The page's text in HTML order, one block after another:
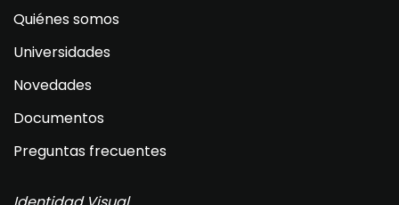
Quiénes somos
Universidades
Novedades
Documentos
Preguntas frecuentes